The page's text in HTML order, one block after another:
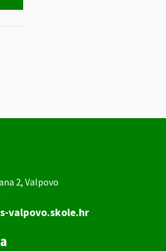
2, Valpovo
valpovo.skole.hr